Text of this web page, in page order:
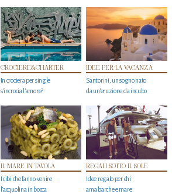
CROCIERE&CHARTER
In crociera per single
s'incrocia l’amore?
IDEE PER LA VACANZA
Santorini, un sogno nato
da un’eruzione da incubo
IL MARE IN TAVOLA
I cibi che fanno venire
l’acquolina in bocca
REGALI SOTTO IL SOLE
Idee regalo per chi
ama barche e mare